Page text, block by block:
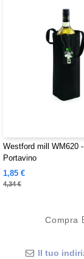
Westford mill WM620
Portavino
1,85 €
4,34 €
Compra